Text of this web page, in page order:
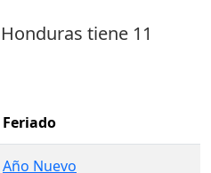
tiene 11
Feriado
Año Nuevo